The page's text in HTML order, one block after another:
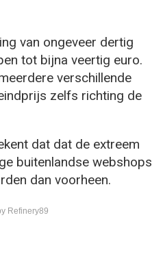
van ongeveer dertig
tot bijna veertig euro.
verschillende
zelfs richting de
dat dat de extreem
buitenlandse webshops
dan voorheen.
Refinery89